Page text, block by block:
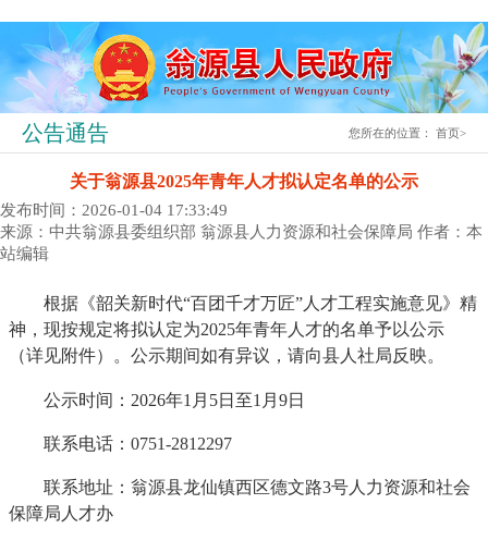
公告通告 您所在的位置：首页>
关于翁源县2025年青年人才拟认定名单的公示
发布时间：2026-01-04 17:33:49
来源：中共翁源县委组织部 翁源县人力资源和社会保障局 作者：本
站编辑
根据《韶关新时代“百团千才万匠”人才工程实施意见》精
神，现按规定将拟认定为2025年青年人才的名单予以公示
（详见附件）。公示期间如有异议，请向县人社局反映。
公示时间：2026年1月5日至1月9日
联系电话：0751-2812297
联系地址：翁源县龙仙镇西区德文路3号人力资源和社会
保障局人才办